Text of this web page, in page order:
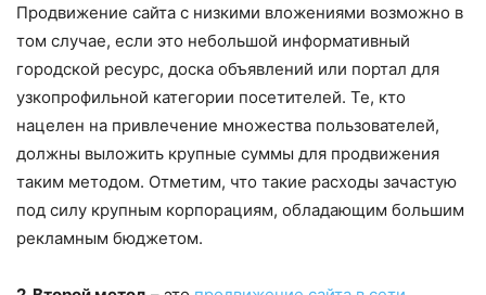
Продвижение сайта с низкими вложениями возможно в
том случае, если это небольшой информативный
городской ресурс, доска объявлений или портал для
узкопрофильной категории посетителей. Те, кто
нацелен на привлечение множества пользователей,
должны выложить крупные суммы для продвижения
таким методом. Отметим, что такие расходы зачастую
под силу крупным корпорациям, обладающим большим
рекламным бюджетом.